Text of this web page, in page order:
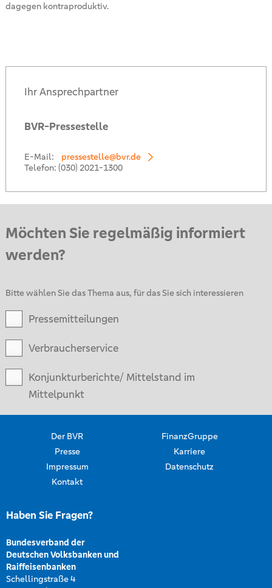
dagegen kontraproduktiv.
Ihr Ansprechpartner
BVR-Pressestelle
E-Mail:
pressestelle@bvr.de
Telefon: (030) 2021-1300
Möchten Sie regelmäßig informiert
werden?
Bitte wählen Sie das Thema aus, für das Sie sich interessieren
Pressemitteilungen
Verbraucherservice
Konjunkturberichte/ Mittelstand im
Mittelpunkt
Der BVR
FinanzGruppe
Presse
Karriere
Impressum
Datenschutz
Kontakt
Haben Sie Fragen?
Bundesverband der
Deutschen Volksbanken und
Raiffeisenbanken
Schellingstraße 4